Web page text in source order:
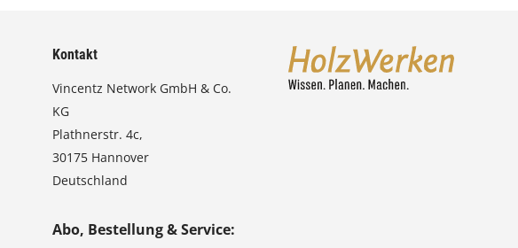
Kontakt
Vincentz Network GmbH & Co.
KG
Plathnerstr. 4c,
30175 Hannover
Deutschland
Abo, Bestellung & Service: